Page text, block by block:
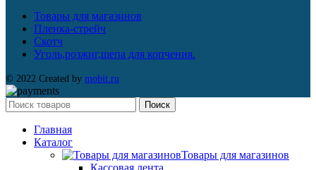
Товары для магазинов
Пленка-стрейч
Скотч
Уголь,розжиг,щепа для копчения.
© 2022 Created by mobit.ru
Поиск
Главная
Каталог
Товары для магазинов
Кассовая лента